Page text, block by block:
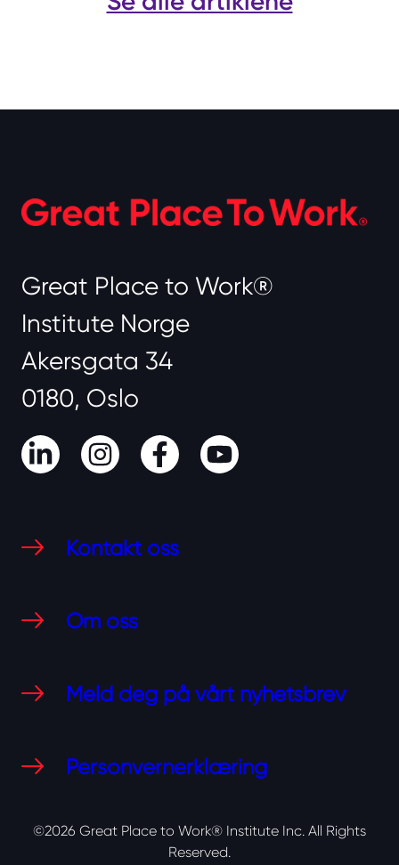
Great Place to Work®
Institute Norge
Akersgata 34
0180, Oslo
LinkedInInstagram
FacebookYoutube
Kontakt oss
Om oss
Meld deg på vårt nyhetsbrev
Personvernerklæring
©2026 Great Place to Work® Institute Inc. All Rights
Reserved.